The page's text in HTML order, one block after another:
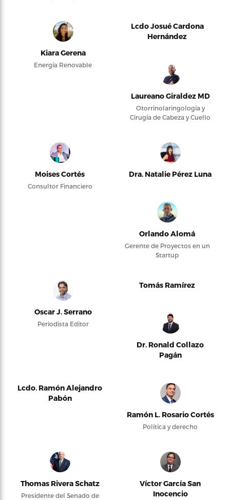
Kiara Gerena
Energía Renovable
Lcdo Josué Cardona
Hernández
Laureano Giraldez MD
Otorrinolaringología y
Cirugía de Cabeza y Cuello
Moises Cortés
Consultor Financiero
Dra. Natalie Pérez Luna
Orlando Alomá
Gerente de Proyectos en un
Startup
Oscar J. Serrano
Periodista Editor
Tomás Ramírez
Dr. Ronald Collazo
Pagán
Lcdo. Ramón Alejandro
Pabón
Ramón L. Rosario Cortés
Política y derecho
Thomas Rivera Schatz
Presidente del Senado de
Víctor García San
Inocencio